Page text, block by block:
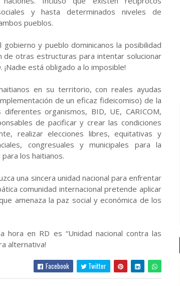
y hasta determinados niveles de
pueblos.
y pueblo dominicanos la posibilidad
de otras estructuras para intentar solucionar
está obligado a lo imposible!
en su territorio, con reales ayudas
de un eficaz fideicomiso) de la
organismos, BID, UE, CARICOM,
de pacificar y crear las condiciones
realizar elecciones libres, equitativas y
congresuales y municipales para la
los haitianos.
una sincera unidad nacional para enfrentar
comunidad internacional pretende aplicar
amenaza la paz social y económica de los
en RD es “Unidad nacional contra las
alternativa!
Facebook Twitter